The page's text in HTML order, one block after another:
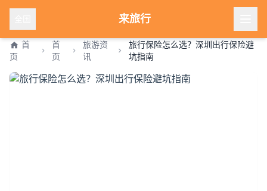
来旅行
首
页
首
页
旅游资
讯
旅行保险怎么选？深圳出行保险避
坑指南